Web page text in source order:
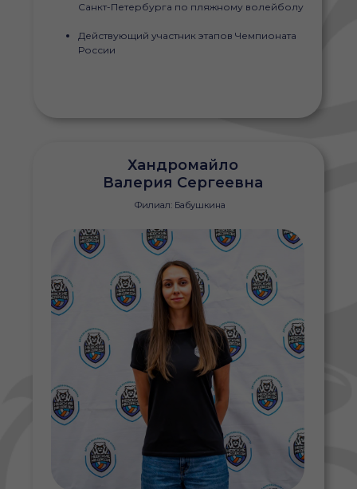
Санкт-Петербурга по пляжному волейболу
Действующий участник этапов Чемпионата
России
Хандромайло
Валерия Сергеевна
Филиал: Бабушкина